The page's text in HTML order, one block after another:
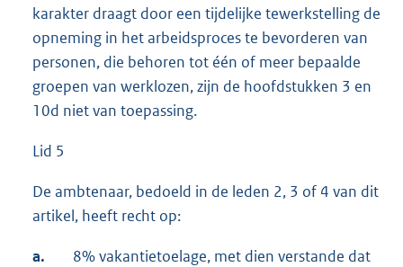
karakter draagt door een tijdelijke tewerkstelling de
opneming in het arbeidsproces te bevorderen van
personen, die behoren tot één of meer bepaalde
groepen van werklozen, zijn de hoofdstukken 3 en
10d niet van toepassing.
Lid 5
De ambtenaar, bedoeld in de leden 2, 3 of 4 van dit
artikel, heeft recht op:
a.
8% vakantietoelage, met dien verstande dat